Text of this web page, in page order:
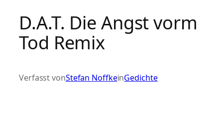
D.A.T. Die Angst vorm
Tod Remix
Verfasst vonStefan NoffkeinGedichte